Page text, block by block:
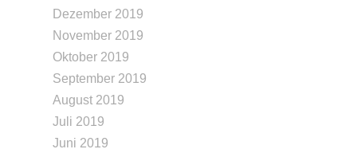
Dezember 2019
November 2019
Oktober 2019
September 2019
August 2019
Juli 2019
Juni 2019